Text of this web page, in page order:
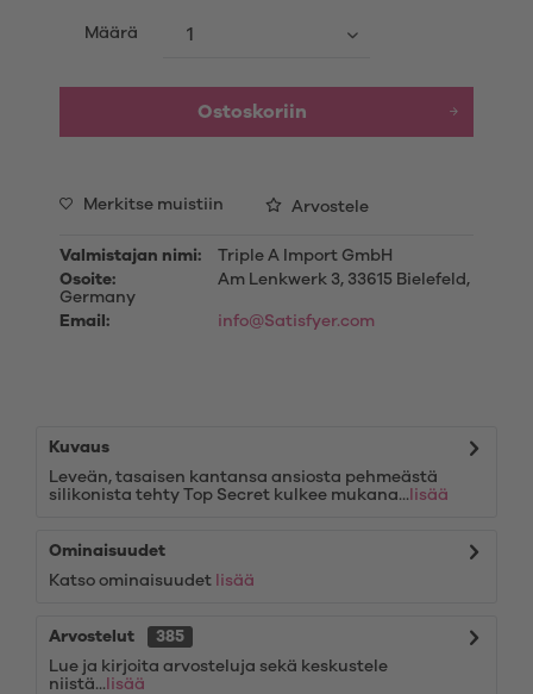
Määrä
Ostoskoriin
Merkitse muistiin Arvostele
Valmistajan nimi:
Triple A Import GmbH
Osoite:
Am Lenkwerk 3, 33615 Bielefeld,
Germany
Email:
info@Satisfyer.com
Kuvaus
Leveän, tasaisen kantansa ansiosta pehmeästä
silikonista tehty Top Secret kulkee mukana... lisää
Ominaisuudet
Katso ominaisuudet lisää
Arvostelut
385
Lue ja kirjoita arvosteluja sekä keskustele
niistä... lisää